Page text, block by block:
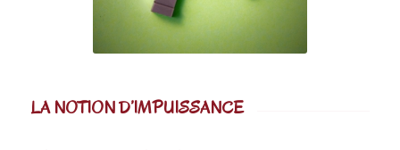
LA NOTION D’IMPUISSANCE